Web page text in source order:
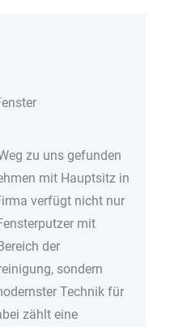
zu uns gefunden
mit Hauptsitz in
verfügt nicht nur
mit
der
sondern
Technik für
zählt eine